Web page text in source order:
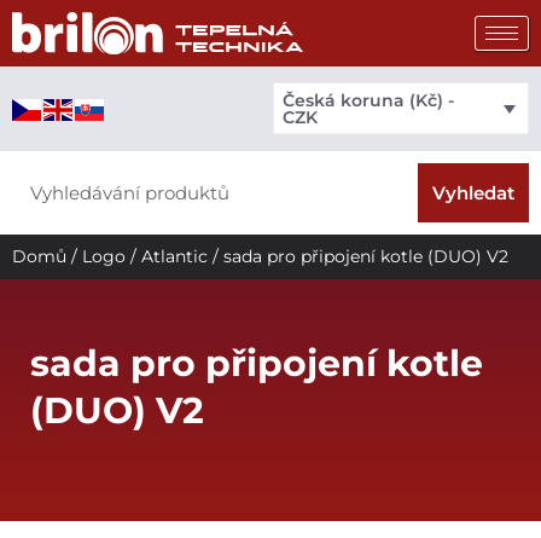
Přeskočit
obsah
Česká koruna (Kč) -
CZK
Vyhledat
Domů / Logo / Atlantic / sada pro připojení kotle (DUO) V2
sada pro připojení kotle
(DUO) V2